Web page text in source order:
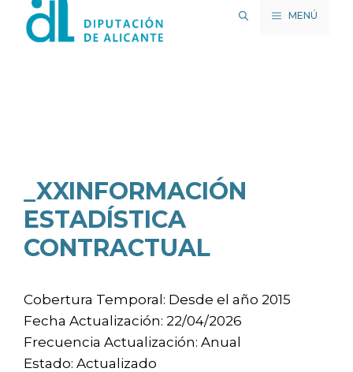
MENÚ
_XXINFORMACIÓN
ESTADÍSTICA
CONTRACTUAL
Cobertura Temporal: Desde el año 2015
Fecha Actualización: 22/04/2026
Frecuencia Actualización: Anual
Estado: Actualizado